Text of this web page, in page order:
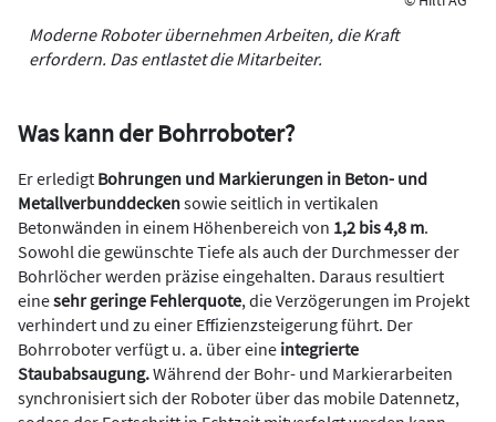
Moderne Roboter übernehmen Arbeiten, die Kraft
erfordern. Das entlastet die Mitarbeiter.
Was kann der Bohrroboter?
Er erledigt Bohrungen und Markierungen in Beton- und
Metallverbunddeckensowie seitlich in vertikalen
Betonwänden in einem Höhenbereich von 1,2 bis 4,8 m.
Sowohl die gewünschte Tiefe als auch der Durchmesser der
Bohrlöcher werden präzise eingehalten. Daraus resultiert
einesehr geringe Fehlerquote, die Verzögerungen im Projekt
verhindert und zu einer Effizienzsteigerung führt. Der
Bohrroboter verfügt u. a. über eine integrierte
Staubabsaugung.Während der Bohr- und Markierarbeiten
synchronisiert sich der Roboter über das mobile Datennetz,